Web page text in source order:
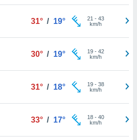
31° / 19° 21 - 43
km/h
30° / 19° 19- 42
km/h
31° / 18° 19- 38
km/h
33° / 17° 18- 40
km/h